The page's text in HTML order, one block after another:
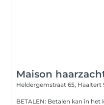
Maison
Heldergemstraat 65, Haaltert
BETALEN: Betalen kan in